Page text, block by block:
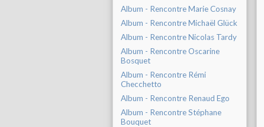
Album - Rencontre Marie Cosnay
Album - Rencontre Michaël Glück
Album - Rencontre Nicolas Tardy
Album - Rencontre Oscarine
Bosquet
Album - Rencontre Rémi
Checchetto
Album - Rencontre Renaud Ego
Album - Rencontre Stéphane
Bouquet